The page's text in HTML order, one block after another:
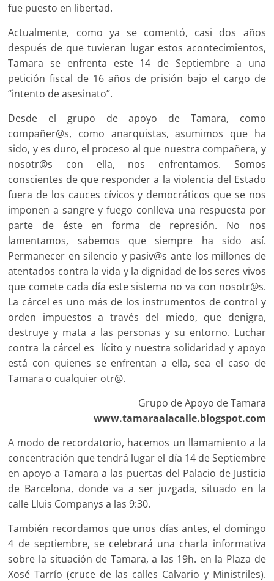
fue puesto en libertad.
Actualmente, como ya se comentó, casi dos años
después de que tuvieran lugar estos acontecimientos,
Tamara se enfrenta este 14 de Septiembre a una
petición fiscal de 16 años de prisión bajo el cargo de
“intento de asesinato”.
Desde el grupo de apoyo de Tamara, como
compañer@s, como anarquistas, asumimos que ha
sido, y es duro, el proceso al que nuestra compañera, y
nosotr@s con ella, nos enfrentamos. Somos
conscientes de que responder a la violencia del Estado
fuera de los cauces cívicos y democráticos que se nos
imponen a sangre y fuego conlleva una respuesta por
parte de éste en forma de represión. No nos
lamentamos, sabemos que siempre ha sido así.
Permanecer en silencio y pasiv@s ante los millones de
atentados contra la vida y la dignidad de los seres vivos
que comete cada día este sistema no va con nosotr@s.
La cárcel es uno más de los instrumentos de control y
orden impuestos a través del miedo, que denigra,
destruye y mata a las personas y su entorno. Luchar
contra la cárcel es lícito y nuestra solidaridad y apoyo
está con quienes se enfrentan a ella, sea el caso de
Tamara o cualquier otr@.
Grupo de Apoyo de Tamara
www.tamaraalacalle.blogspot.com
A modo de recordatorio, hacemos un llamamiento a la
concentración que tendrá lugar el día 14 de Septiembre
en apoyo a Tamara a las puertas del Palacio de Justicia
de Barcelona, donde va a ser juzgada, situado en la
calle Lluis Companys a las 9:30.
También recordamos que unos días antes, el domingo
4 de septiembre, se celebrará una charla informativa
sobre la situación de Tamara, a las 19h. en la Plaza de
Xosé Tarrío (cruce de las calles Calvario y Ministriles).